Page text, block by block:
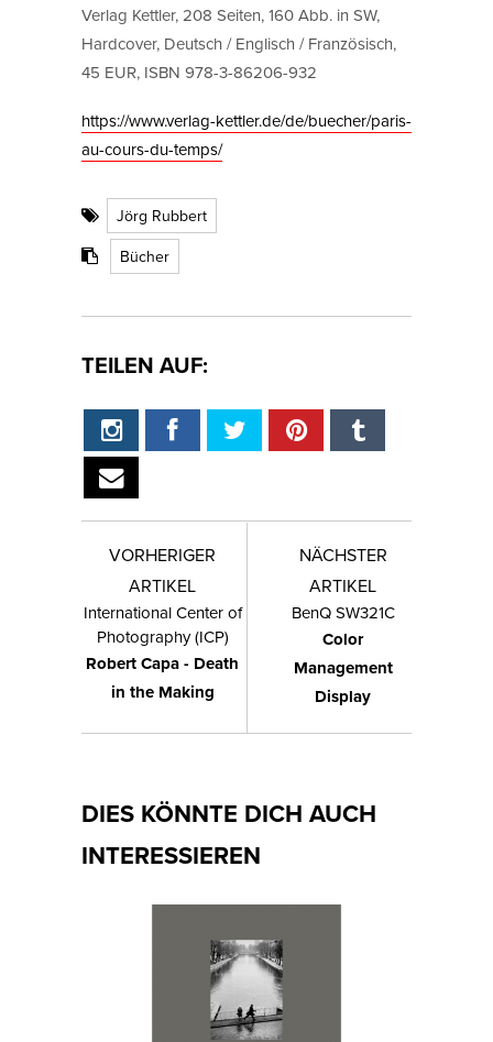
Verlag Kettler, 208 Seiten, 160 Abb. in SW,
Hardcover, Deutsch / Englisch / Französisch,
45 EUR, ISBN 978-3-86206-932
https://www.verlag-kettler.de/de/buecher/paris-
au-cours-du-temps/
Jörg Rubbert
Bücher
TEILEN AUF:
VORHERIGER
ARTIKEL
International Center of
Photography (ICP)
Robert Capa - Death
in the Making
NÄCHSTER
ARTIKEL
BenQ SW321C
Color
Management
Display
DIES KÖNNTE DICH AUCH
INTERESSIEREN